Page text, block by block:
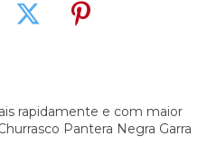
rapidamente e com maior
Pantera Negra Garra